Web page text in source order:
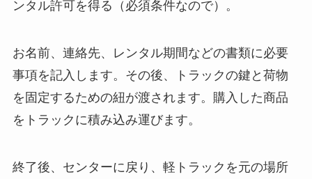
ンタル許可を得る（必須条件なので）。
お名前、連絡先、レンタル期間などの書類に必要
事項を記入します。その後、トラックの鍵と荷物
を固定するための紐が渡されます。購入した商品
をトラックに積み込み運びます。
終了後、センターに戻り、軽トラックを元の場所